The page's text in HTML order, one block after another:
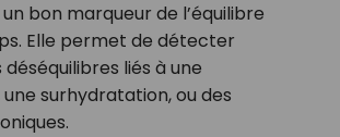
bon marqueur de l’équilibre
Elle permet de détecter
liés à une
surhydratation, ou des